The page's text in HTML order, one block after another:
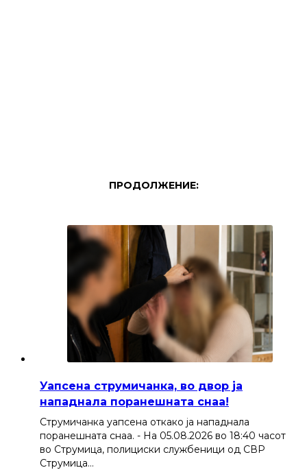
ПРОДОЛЖЕНИЕ:
Уапсена струмичанка, во двор ја
нападнала поранешната снаа!
Струмичанка уапсена откако ја нападнала
поранешната снаа. - На 05.08.2026 во 18:40 часот
во Струмица, полициски службеници од СВР
Струмица…